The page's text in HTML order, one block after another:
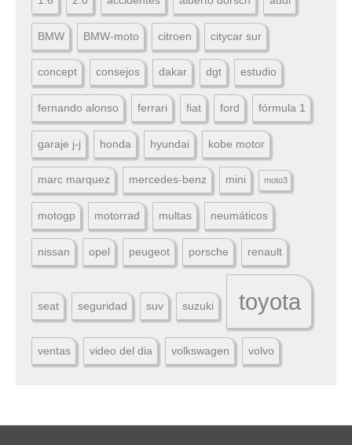
BMW BMW-moto citroen citycar sur
concept consejos dakar dgt estudio
fernando alonso ferrari fiat ford fórmula 1
garaje j-j honda hyundai kobe motor
marc marquez mercedes-benz mini moto3
motogp motorrad multas neumáticos
nissan opel peugeot porsche renault
seat seguridad suv suzuki toyota
ventas video del dia volkswagen volvo